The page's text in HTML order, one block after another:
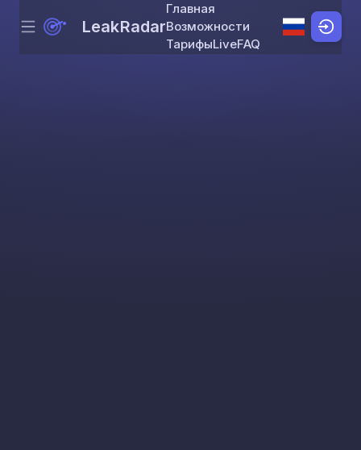
Skip to content
Menu LeakRadar
Главная
Возможности
ТарифыLiveFAQ